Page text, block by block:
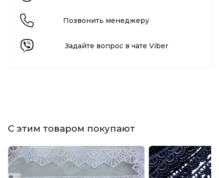
Позвонить менеджеру
Задайте вопрос в чате Viber
С этим товаром покупают